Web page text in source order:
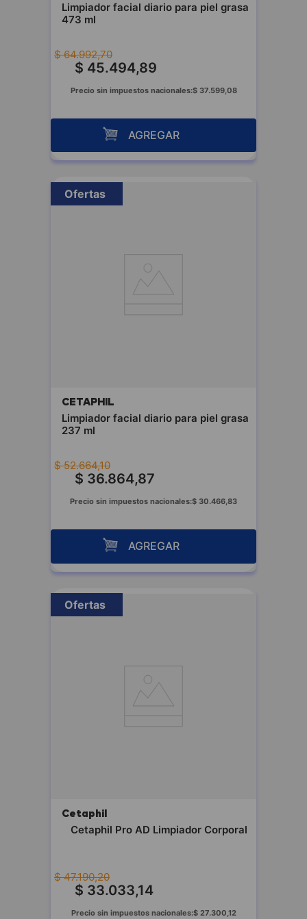
Limpiador facial diario para piel grasa
473 ml
$ 64.992,70
$ 45.494,89
Precio sin impuestos nacionales:$ 37.599,08
AGREGAR
Ofertas
CETAPHIL
Limpiador facial diario para piel grasa
237 ml
$ 52.664,10
$ 36.864,87
Precio sin impuestos nacionales:$ 30.466,83
AGREGAR
Ofertas
Cetaphil
Cetaphil Pro AD Limpiador Corporal
$ 47.190,20
$ 33.033,14
Precio sin impuestos nacionales:$ 27.300 12